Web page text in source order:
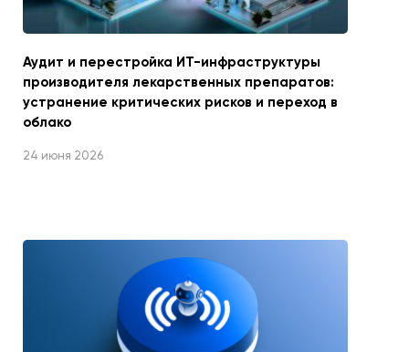
Аудит и перестройка ИТ-инфраструктуры
производителя лекарственных препаратов:
устранение критических рисков и переход в
облако
24 июня 2026